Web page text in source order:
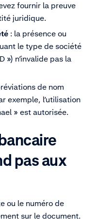
fournir la preuve
juridique.
: la présence ou
le type de société
») n’invalide pas la
de nom
exemple, l’utilisation
» est autorisée.
pas aux
ou le numéro de
sur le document.